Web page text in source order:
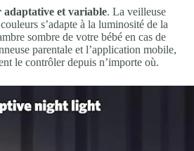
adaptative et variable. La veilleuse
s’adapte à la luminosité de la
sombre de votre bébé en cas de
parentale et l’application mobile,
le contrôler depuis n’importe où.